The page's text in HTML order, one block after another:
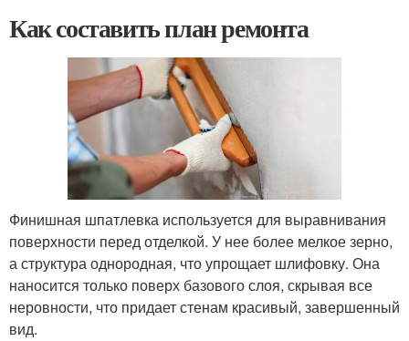
Как составить план ремонта
Финишная шпатлевка используется для выравнивания
поверхности перед отделкой. У нее более мелкое зерно,
а структура однородная, что упрощает шлифовку. Она
наносится только поверх базового слоя, скрывая все
неровности, что придает стенам красивый, завершенный
вид.